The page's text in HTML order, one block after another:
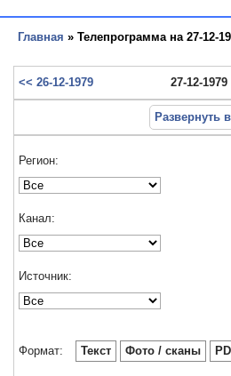
Главная » Телепрограмма на 27-12-
<< 26-12-1979 27-12-1979
Развернуть
Регион:
Канал:
Источник:
Формат: Текст Фото / сканы